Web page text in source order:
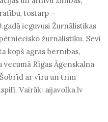
tostarp –
ieguvusi Žurnālistikas
žurnālistiku. Sevi
kopš agras bērnības,
vecumā Rīgas Āgenskalna
ar vīru un trim
Vairāk: aijavolka.lv